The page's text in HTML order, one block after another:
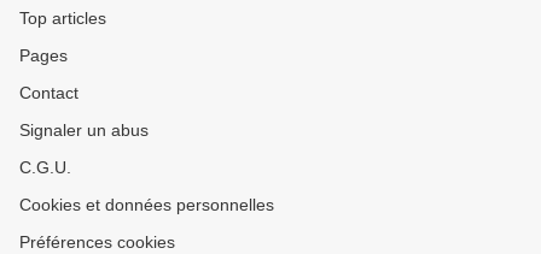
Top articles
Pages
Contact
Signaler un abus
C.G.U.
Cookies et données personnelles
Préférences cookies